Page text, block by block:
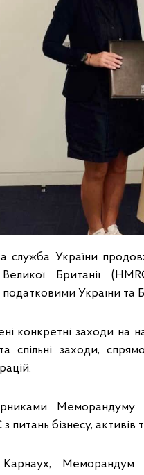
служба України
Британії
України та
конкретні заходи на
спільні заходи,
бізнесу, активів
Меморандум –